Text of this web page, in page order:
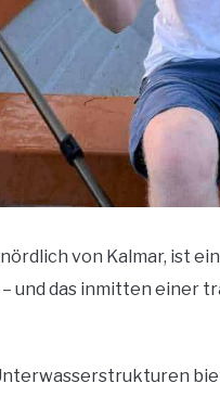
von Kalmar, ist
und das inmitten einer